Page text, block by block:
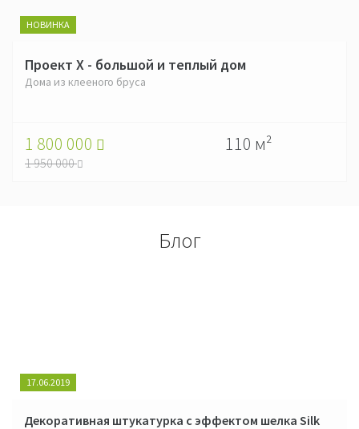
НОВИНКА
Проект X - большой и теплый дом
Дома из клееного бруса
1 800 000
1 950 000
110 м²
Блог
17.06.2019
Декоративная штукатурка с эффектом шелка Silk